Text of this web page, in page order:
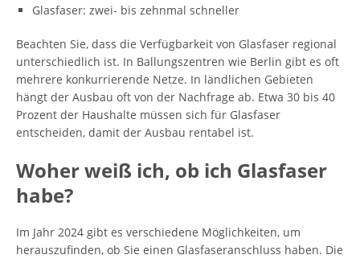
Glasfaser: zwei- bis zehnmal schneller
Beachten Sie, dass die Verfügbarkeit von Glasfaser regional
unterschiedlich ist. In Ballungszentren wie Berlin gibt es oft
mehrere konkurrierende Netze. In ländlichen Gebieten
hängt der Ausbau oft von der Nachfrage ab. Etwa 30 bis 40
Prozent der Haushalte müssen sich für Glasfaser
entscheiden, damit der Ausbau rentabel ist.
Woher weiß ich, ob ich Glasfaser
habe?
Im Jahr 2024 gibt es verschiedene Möglichkeiten, um
herauszufinden, ob Sie einen Glasfaseranschluss haben. Die